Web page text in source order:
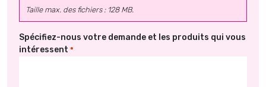
Taille max. des fichiers : 128 MB.
Spécifiez-nous votre demande et les produits qui vous
intéressent *